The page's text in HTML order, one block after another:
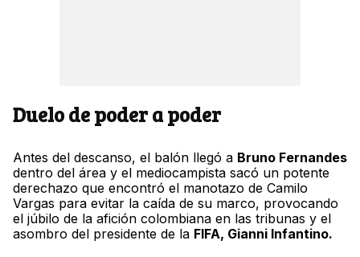
Duelo de poder a poder
Antes del descanso, el balón llegó a Bruno Fernandes
dentro del área y el mediocampista sacó un potente
derechazo que encontró el manotazo de Camilo
Vargas para evitar la caída de su marco, provocando
el júbilo de la afición colombiana en las tribunas y el
asombro del presidente de la FIFA, Gianni Infantino.